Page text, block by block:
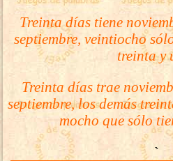
Treinta días tiene
septiembre, veintiocho
treinta y
Treinta días trae
septiembre, los demás
mocho que sólo
`